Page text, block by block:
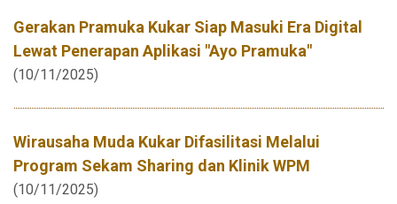
Gerakan Pramuka Kukar Siap Masuki Era Digital
Lewat Penerapan Aplikasi "Ayo Pramuka"
(10/11/2025)
Wirausaha Muda Kukar Difasilitasi Melalui
Program Sekam Sharing dan Klinik WPM
(10/11/2025)